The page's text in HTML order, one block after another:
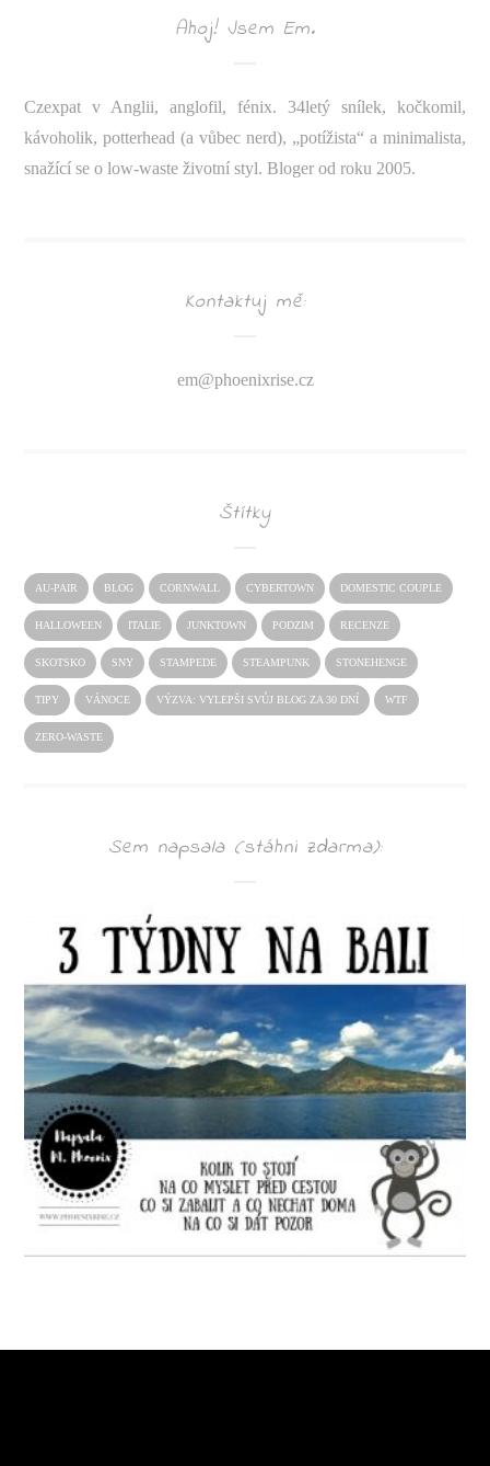
Ahoj! Jsem Em.
Czexpat v Anglii, anglofil, fénix. 34letý snílek, kočkomil,
kávoholik, potterhead (a vůbec nerd), „potížista“ a minimalista,
snažící se o low-waste životní styl. Bloger od roku 2005.
Kontaktuj mě:
em@phoenixrise.cz
Štítky
AU-PAIR BLOG CORNWALL CYBERTOWN DOMESTIC COUPLE
HALLOWEEN ITALIE JUNKTOWN PODZIM RECENZE
SKOTSKO SNY STAMPEDE STEAMPUNK STONEHENGE
TIPY VÁNOCE VÝZVA: VYLEPŠI SVŮJ BLOG ZA 30 DNÍ WTF
ZERO-WASTE
Sem napsala (stáhni zdarma):